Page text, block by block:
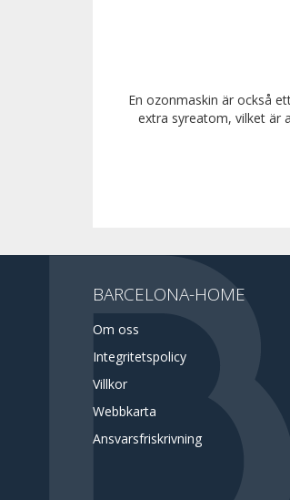
En ozonmaskin är också
extra syreatom, vilket är
BARCELONA-HOME
Om oss
Integritetspolicy
Villkor
Webbkarta
Ansvarsfriskrivning